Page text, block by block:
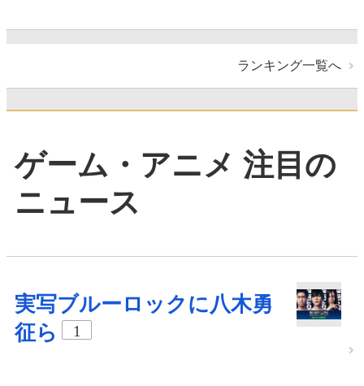
ランキング一覧へ
ゲーム・アニメ 注目の
ニュース
実写ブルーロックに八木勇
征ら
1